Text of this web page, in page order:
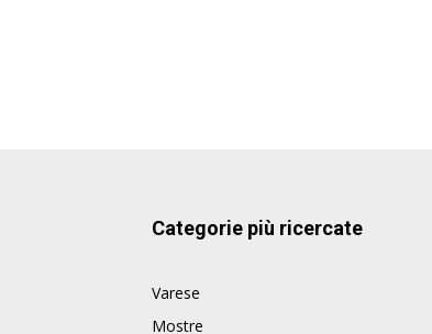
Categorie più ricercate
Varese
Mostre